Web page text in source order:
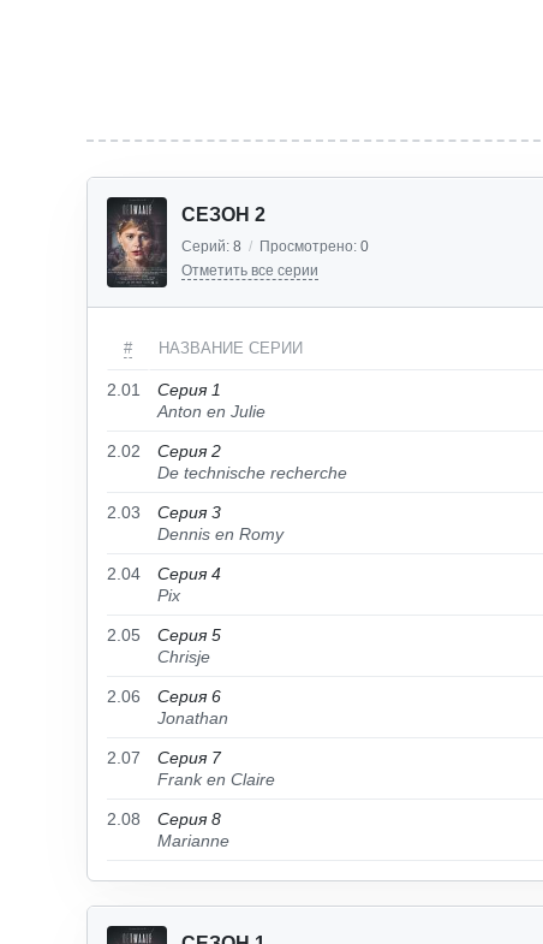
СЕЗОН 2
Серий: 8 / Просмотрено: 0
Отметить все серии
# НАЗВАНИЕ СЕРИИ
2.01
Серия 1
Anton en Julie
2.02
Серия 2
De technische recherche
2.03
Серия 3
Dennis en Romy
2.04
Серия 4
Pix
2.05
Серия 5
Chrisje
2.06
Серия 6
Jonathan
2.07
Серия 7
Frank en Claire
2.08
Серия 8
Marianne